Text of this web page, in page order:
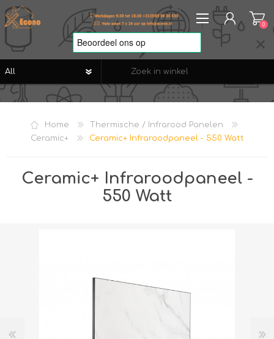
REGISTREREN
VERLANGLIJST
0
Home
Thermische / Infrarood Panelen
Ceramic+
Ceramic+ Infraroodpaneel - 550 Watt
Ceramic+ Infraroodpaneel -
550 Watt